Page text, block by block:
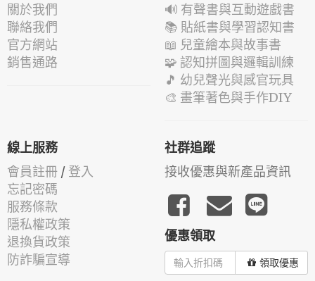
關於我們
聯絡我們
官方網站
銷售通路
🔊 有聲書與互動遊戲書
📚 貼紙書與學習認知書
📖 兒童繪本與故事書
🧩 認知拼圖與邏輯訓練
🎵 幼兒聲光與感官玩具
🎨 畫筆著色與手作DIY
線上服務
會員註冊 / 登入
忘記密碼
服務條款
隱私權政策
退換貨政策
防詐騙宣導
社群追蹤
接收優惠與新產品資訊
優惠領取
領取優惠